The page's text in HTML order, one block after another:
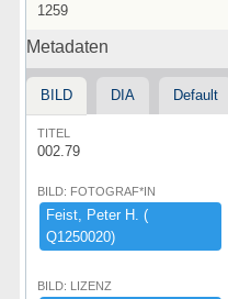
1259
Metadaten
BILD DIA Default
TITEL
002.79
BILD: FOTOGRAF*IN
Feist,​ ​Peter ​H.​ ​(​
Q1250020)​
BILD: LIZENZ